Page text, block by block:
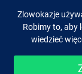
Obserwuj nas
Zlowokazje
Robimy to, aby
wiedzieć